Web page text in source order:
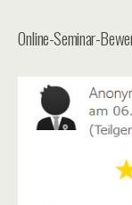
Online-Seminar-